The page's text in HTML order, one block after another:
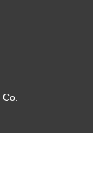
Co.